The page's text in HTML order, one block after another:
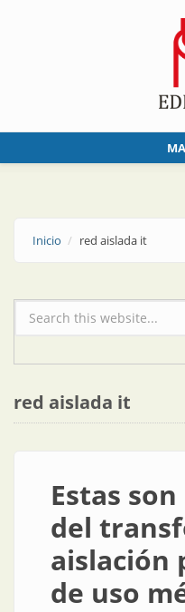
Inicio red aislada it
Formulario de búsqueda
red aislada it
Estas
del
aislación
de uso